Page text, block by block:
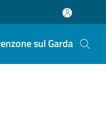
sul Garda